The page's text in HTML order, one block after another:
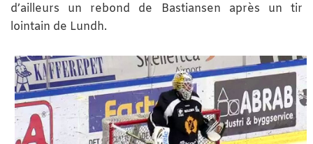
d’ailleurs un rebond de Bastiansen après un tir
lointain de Lundh.